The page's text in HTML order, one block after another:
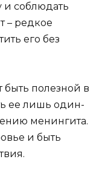
и соблюдать
– редкое
его без
быть полезной в
ее лишь один-
менингита.
и быть